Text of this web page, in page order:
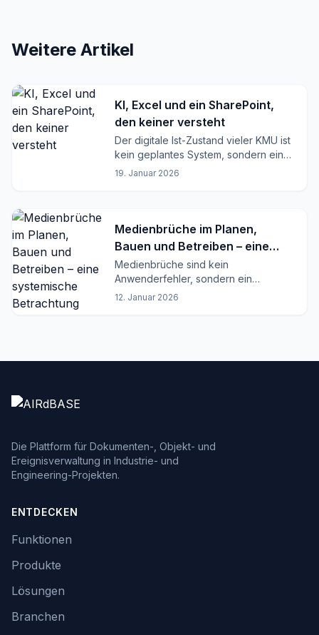
Weitere Artikel
KI, Excel und ein SharePoint,
den keiner versteht
Der digitale Ist-Zustand vieler KMU ist
kein geplantes System, sondern ein
funktionierender Kompromiss.
19. Januar 2026
Medienbrüche im Planen,
Bauen und Betreiben – eine
systemische Betrachtung
Medienbrüche sind kein
Anwenderfehler, sondern ein
Strukturproblem. Warum Excel, E-Mail
12. Januar 2026
Die Plattform für Dokumenten-, Objekt- und
Ereignisverwaltung in Industrie- und
Engineering-Projekten.
ENTDECKEN
Funktionen
Produkte
Lösungen
Branchen